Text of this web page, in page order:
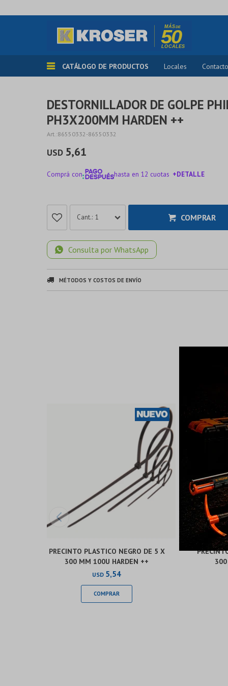
CATÁLOGO DE PRODUCTOS Locales Contacto
DESTORNILLADOR DE GOLPE
PH3X200MM HARDEN ++
86550332-86550332
USD 5,61
Comprá con hasta en 12 cuotas +DETALLE
1 COMPRAR
Consulta por WhatsApp
MÉTODOS Y COSTOS DE ENVÍO
PRECINTO PLASTICO NEGRO DE 5 X
300 MM 100U HARDEN ++
USD 5,54